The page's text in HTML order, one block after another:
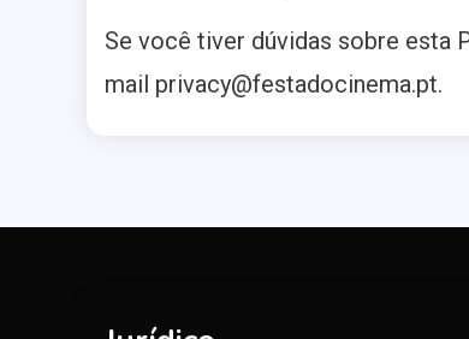
Se você tiver dúvidas sobre esta
mail privacy@festadocinema.pt.